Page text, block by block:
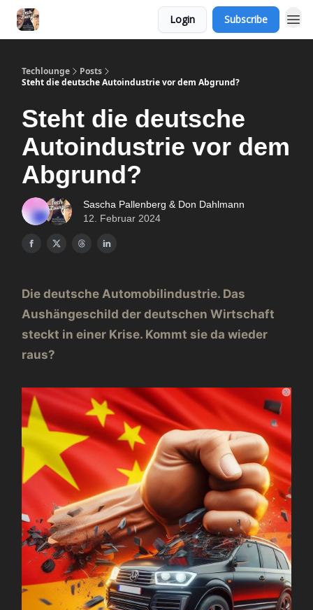
Login Subscribe
Techlounge
Posts
Steht die deutsche Autoindustrie vor dem Abgrund?
Steht die deutsche
Autoindustrie vor dem
Abgrund?
Sascha Pallenberg & Don Dahlmann
12. Februar 2024
Die deutsche Automobilindustrie. Das
Aushängeschild der deutschen Wirtschaft
steckt in einer Krise. Kommt sie da wieder
raus?